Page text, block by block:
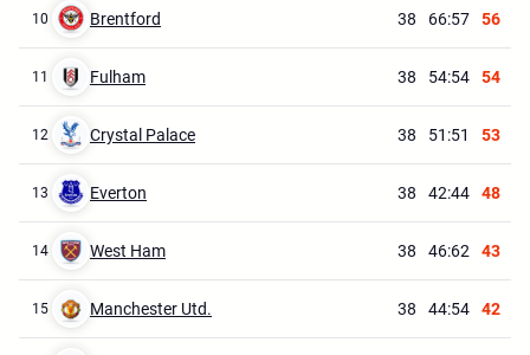
10 Brentford 38 66:57 56
11 Fulham 38 54:54 54
12 Crystal Palace 38 51:51 53
13 Everton 38 42:44 48
14 West Ham 38 46:62 43
15 Manchester Utd. 38 44:54 42